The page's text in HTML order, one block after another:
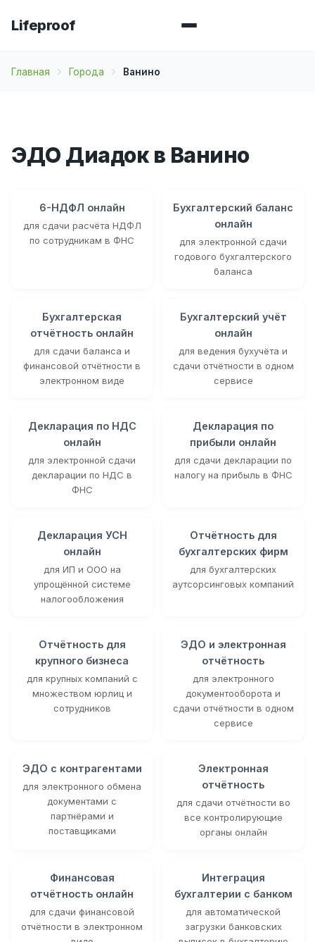
Lifeproof
Главная Города Ванино
ЭДО Диадок в Ванино
6-НДФЛ онлайн
для сдачи расчёта НДФЛ
по сотрудникам в ФНС
Бухгалтерский баланс
онлайн
для электронной сдачи
годового бухгалтерского
баланса
Бухгалтерская
отчётность онлайн
для сдачи баланса и
финансовой отчётности в
электронном виде
Бухгалтерский учёт
онлайн
для ведения бухучёта и
сдачи отчётности в одном
сервисе
Декларация по НДС
онлайн
для электронной сдачи
декларации по НДС в
ФНС
Декларация по
прибыли онлайн
для сдачи декларации по
налогу на прибыль в ФНС
Декларация УСН
онлайн
для ИП и ООО на
упрощённой системе
налогообложения
Отчётность для
бухгалтерских фирм
для бухгалтерских
аутсорсинговых компаний
Отчётность для
крупного бизнеса
для крупных компаний с
множеством юрлиц и
сотрудников
ЭДО и электронная
отчётность
для электронного
документооборота и
сдачи отчётности в одном
сервисе
ЭДО с контрагентами
для электронного обмена
документами с
партнёрами и
поставщиками
Электронная
отчётность
для сдачи отчётности во
все контролирующие
органы онлайн
Финансовая
отчётность онлайн
для сдачи финансовой
отчётности в электронном
Интеграция
бухгалтерии с банком
для автоматической
загрузки банковских